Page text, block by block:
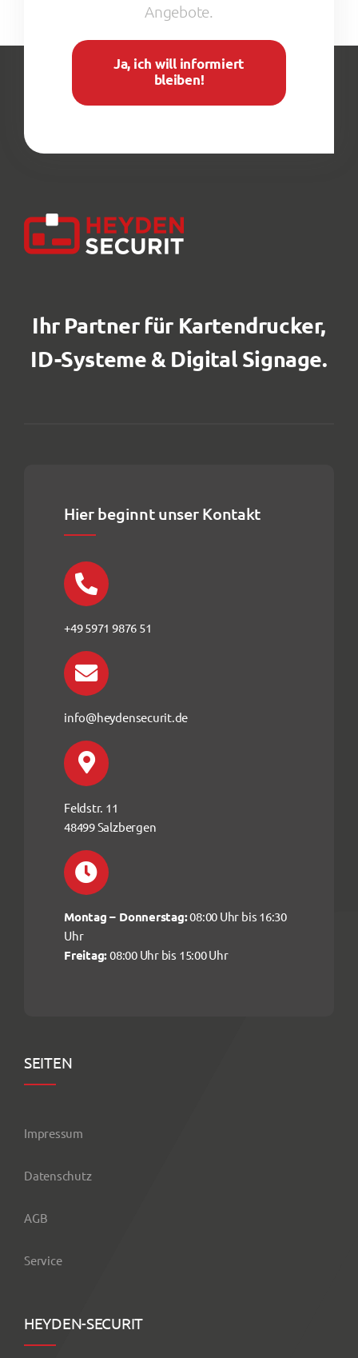
Angebote.
Ja, ich will informiert
bleiben!
Ihr Partner für Kartendrucker,
ID-Systeme & Digital Signage.
Hier beginnt unser Kontakt
+49 5971 9876 51
info@heydensecurit.de
Feldstr. 11
48499 Salzbergen
Montag – Donnerstag:08:00 Uhr bis 16:30
Uhr
Freitag:08:00 Uhr bis 15:00 Uhr
SEITEN
Impressum
Datenschutz
AGB
Service
HEYDEN-SECURIT